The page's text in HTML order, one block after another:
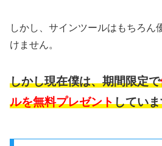
しかし、サインツールはもちろん
けません。
しかし現在僕は、期間限定で
ルを無料プレゼントしてい